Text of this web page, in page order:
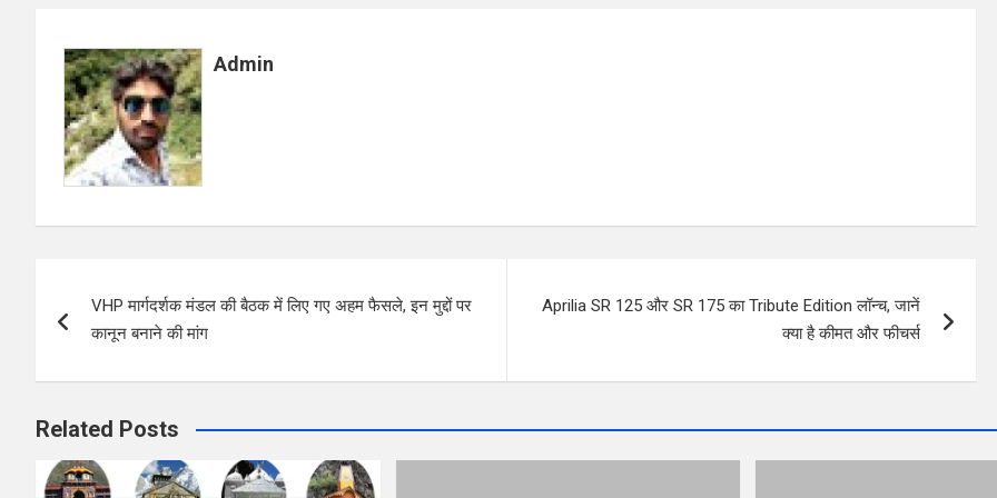
o
o
k
A
p
p
Admin
navigation
VHP मार्गदर्शक मंडल की बैठक में लिए गए अहम फैसले, इन मुद्दों पर
कानून बनाने की मांग
Aprilia SR 125 और SR 175 का Tribute Edition लॉन्च, जानें
क्या है कीमत और फीचर्स
Related Posts